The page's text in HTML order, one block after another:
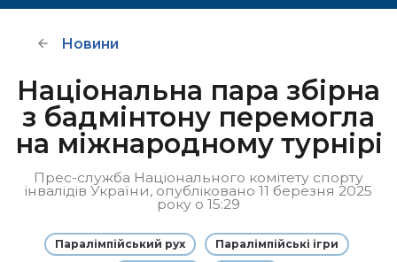
Новини
Національна пара збірна
з бадмінтону перемогла
на міжнародному турнірі
Прес-служба Національного комітету спорту
інвалідів України, опубліковано 11 березня 2025
року о 15:29
Паралімпійський рух Паралімпійські ігри